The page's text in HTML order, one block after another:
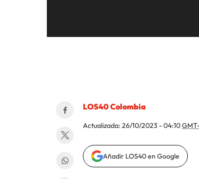
LOS40 Colombia
Actualizada: 26/10/2023 - 04:10
Añadir LOS40 en Google